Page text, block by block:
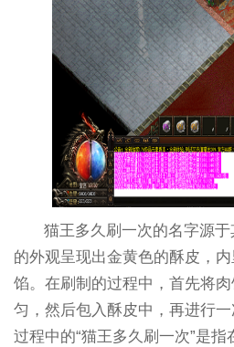
猫王多久刷一次的名字源
的外观呈现出金黄色的酥皮，
馅。在刷制的过程中，首先将
匀，然后包入酥皮中，再进行
过程中的“猫王多久刷一次”是指